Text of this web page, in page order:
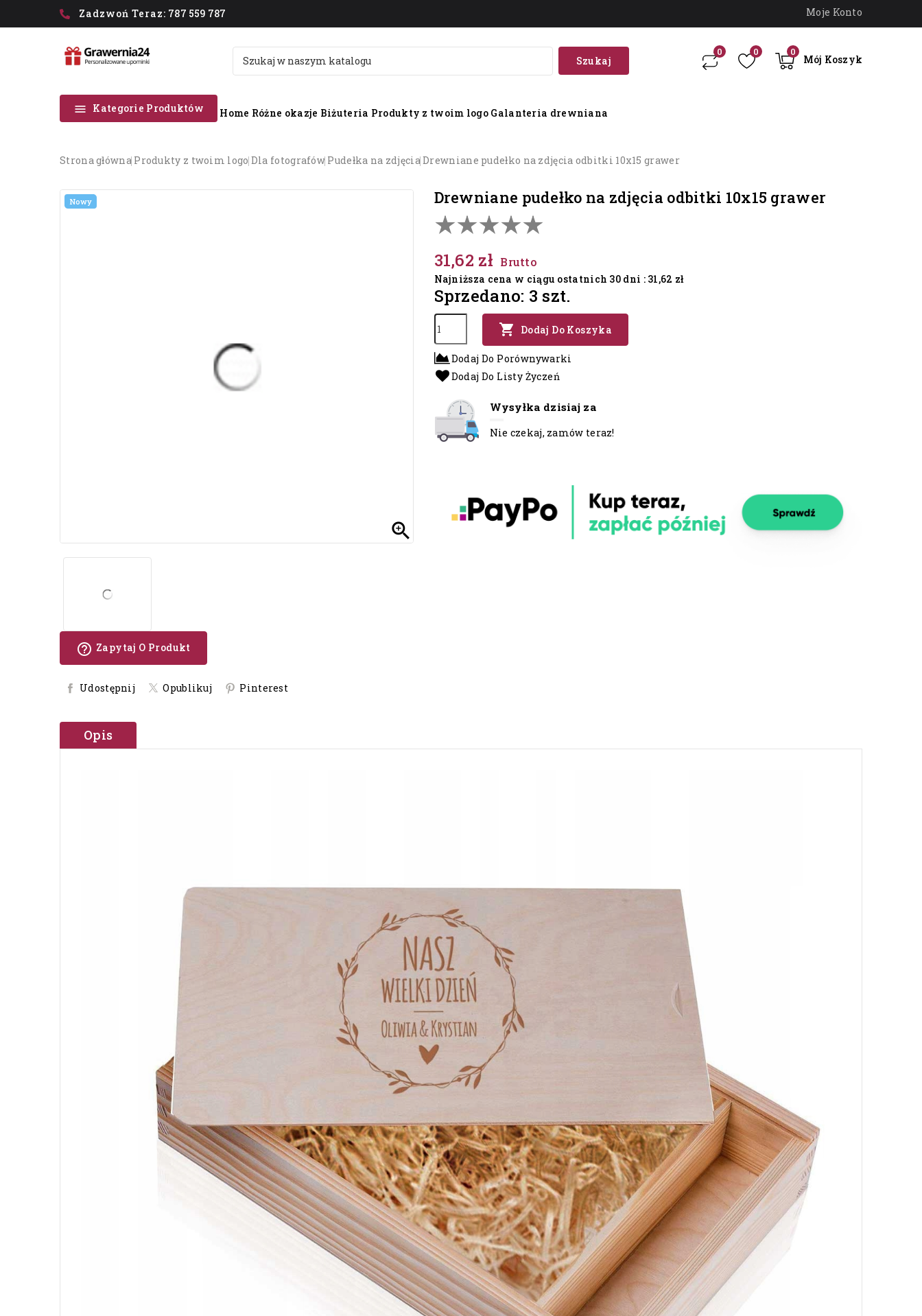
Zadzwoń Teraz: 787 559 787 Moje Konto
0
Mój Koszyk
0
0
Szukaj
 Kategorie Produktów Home Różne okazje Biżuteria Produkty z twoim logo Galanteria drewniana
strona główna produkty z twoim logo dla fotografów pudełka na zdjęcia drewniane pudełko na zdjęcia odbitki 10x15 grawer
Nowy

Nowy
help_outline Zapytaj O Produkt
Udostępnij Opublikuj Pinterest
drewniane pudełko na zdjęcia odbitki 10x15 grawer
31,62 zł Brutto
Najniższa cena w ciągu ostatnich 30 dni : 31,62 zł
Sprzedano: 3 szt.
 Dodaj Do Koszyka
Dodaj Do Porównywarki
Dodaj Do Listy Życzeń
Wysyłka dzisiaj za
Nie czekaj, zamów teraz!
Opis